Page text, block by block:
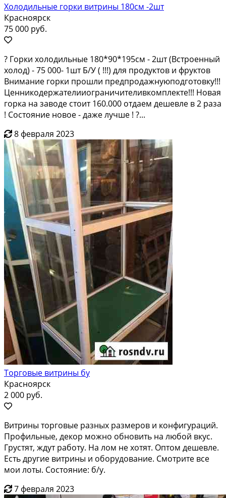
Холодильные горки витрины 180см -2шт
Красноярск
75 000 руб.
? Горки холодильные 180*90*195см - 2шт (Встроенный
холод) - 75 000- 1шт Б/У ( !!!) для продуктов и фруктов
Внимание горки прошли предпродажнуюподготовку!!!
Ценникодержателииограничителивкомплекте!!! Новая
горка на заводе стоит 160.000 отдаем дешевле в 2 раза
! Состояние новое - даже лучше ! ?...
8 февраля 2023
Торговые витрины бу
Красноярск
2 000 руб.
Витрины торговые разных размеров и конфигураций.
Профильные, декор можно обновить на любой вкус.
Грустят, ждут работу. На лом не хотят. Оптом дешевле.
Есть другие витрины и оборудование. Смотрите все
мои лоты. Состояние: б/у.
7 февраля 2023